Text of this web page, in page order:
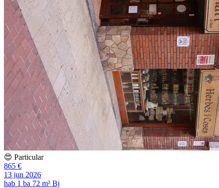
😍 Particular
865 €
13 jun 2026
hab 1 ba 72 m² Bj